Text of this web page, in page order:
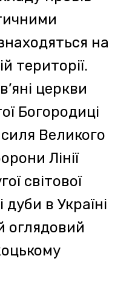
ДСНС
області
про